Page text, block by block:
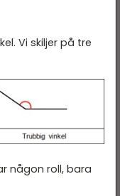
Vi skiljer på tre
någon roll, bara
Översikt
räknesätten
VERKTYG
PÅ LÄTT SV
MATTE